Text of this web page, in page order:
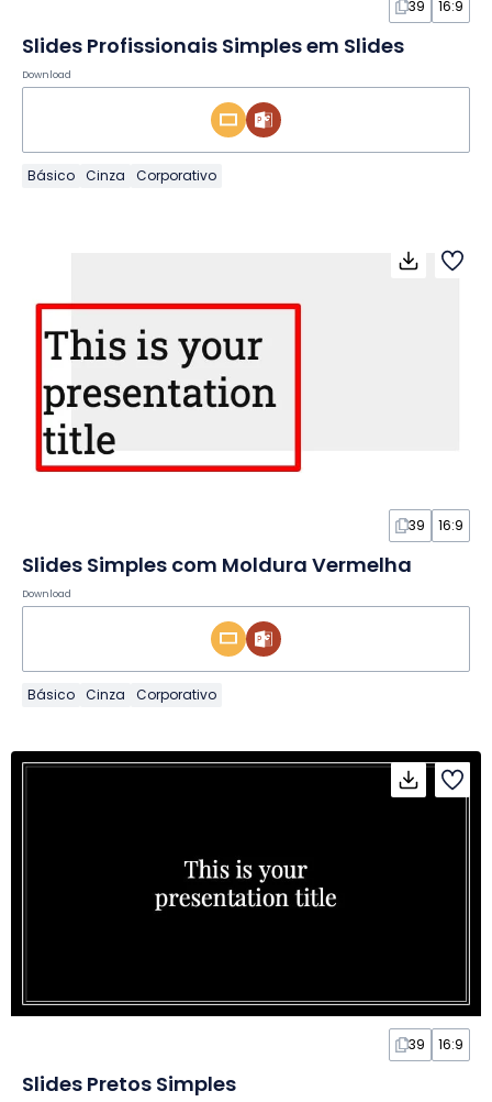
39 16:9
Slides Profissionais Simples em Slides
Download
Básico Cinza Corporativo
39 16:9
Slides Simples com Moldura Vermelha
Download
Básico Cinza Corporativo
39 16:9
Slides Pretos Simples